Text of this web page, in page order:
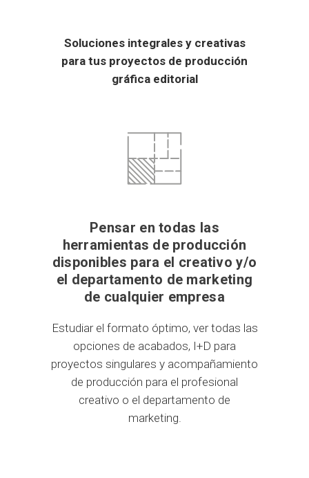
Soluciones integrales y creativas
para tus proyectos de producción
gráfica editorial
Pensar en todas las
herramientas de producción
disponibles para el creativo y/o
el departamento de marketing
de cualquier empresa
Estudiar el formato óptimo, ver todas las
opciones de acabados, I+D para
proyectos singulares y acompañamiento
de producción para el profesional
creativo o el departamento de
marketing.